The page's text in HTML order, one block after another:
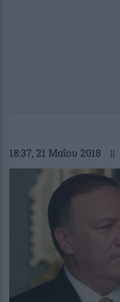
18:37, 21 Μαΐου 2018 ||